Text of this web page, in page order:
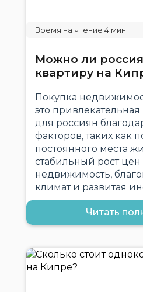
Можно ли
квартиру на
Покупка
это
для россиян
факторов, таких как
постоянного места
стабильный рост цен
недвижимость,
климат и развитая
Читать